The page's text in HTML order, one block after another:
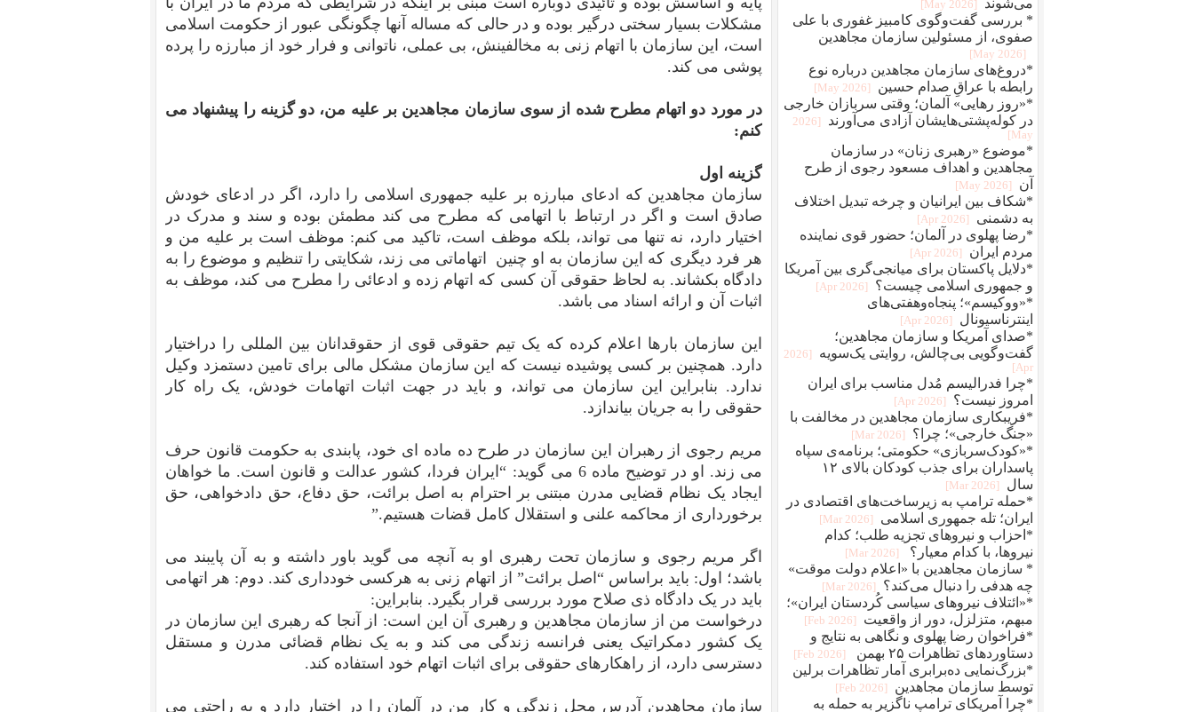
مشکلات بسیار سختی درگیر بوده و در حالی که مساله آنها چگونگی عبور از حکومت اسلامی
است، این سازمان با اتهام زنی به مخالفینش، بی عملی، ناتوانی و فرار خود از مبارزه را پرده
پوشی می کند.
در مورد دو اتهام مطرح شده از سوی سازمان مجاهدین بر علیه من، دو گزینه را پیشنهاد می
کنم:
گزینه اول
سازمان مجاهدین که ادعای مبارزه بر علیه جمهوری اسلامی را دارد، اگر در ادعای خودش
صادق است و اگر در ارتباط با اتهامی که مطرح می کند مطمئن بوده و سند و مدرک در
اختیار دارد، نه تنها می تواند، بلکه موظف است، تاکید می کنم: موظف است بر علیه من و
هر فرد دیگری که این سازمان به او چنین اتهاماتی می زند، شکایتی را تنظیم و موضوع را به
دادگاه بکشاند. به لحاظ حقوقی آن کسی که اتهام زده و ادعائی را مطرح می کند، موظف به
اثبات آن و ارائه اسناد می باشد.
این سازمان بارها اعلام کرده که یک تیم حقوقی قوی از حقوقدانان بین المللی را دراختیار
دارد. همچنین بر کسی پوشیده نیست که این سازمان مشکل مالی برای تامین دستمزد وکیل
ندارد. بنابراین این سازمان می تواند، و باید در جهت اثبات اتهامات خودش، یک راه کار
حقوقی را به جریان بیاندازد.
مریم رجوی از رهبران این سازمان در طرح ده ماده ای خود، پابندی به حکومت قانون حرف
می زند. او در توضیح ماده 6 می گوید: “ایران فردا، کشور عدالت و قانون است. ما خواهان
ایجاد یک نظام قضایی مدرن مبتنی بر احترام به اصل برائت، حق دفاع، حق دادخواهی، حق
برخورداری از محاکمه علنی و استقلال کامل قضات هستیم.”
اگر مریم رجوی و سازمان تحت رهبری او به آنچه می گوید باور داشته و به آن پایبند می
باشد؛ اول: باید براساس “اصل برائت” از اتهام زنی به هرکسی خودداری کند. دوم: هر اتهامی
باید در یک دادگاه ذی صلاح مورد بررسی قرار بگیرد. بنابراین:
درخواست من از سازمان مجاهدین و رهبری آن این است: از آنجا که رهبری این سازمان در
یک کشور دمکراتیک یعنی فرانسه زندگی می کند و به یک نظام قضائی مدرن و مستقل
دسترسی دارد، از راهکارهای حقوقی برای اثبات اتهام خود استفاده کند.
سازمان مجاهدین آدرس محل زندگی و کار من در آلمان را در اختیار دارد و به راحتی می
[2026 May]
* بررسی گفت‌وگوی کامبیز غفوری با علی
صفوی، از مسئولین سازمان مجاهدین
[2026 May]
*دروغ‌های سازمان مجاهدین درباره نوع
رابطه با عراقِ صدام حسین
[2026 May]
*«روز رهایی» آلمان؛ وقتی سربازان خارجی
در کوله‌پشتی‌هایشان آزادی می‌آورند
[2026
May]
*موضوع «رهبری زنان» در سازمان
مجاهدین و اهداف مسعود رجوی از طرح
آن
[2026 May]
*شکاف بین ایرانیان و چرخه تبدیل اختلاف
به دشمنی
[2026 Apr]
*رضا پهلوی در آلمان؛ حضور قوی نماینده
مردم ایران
[2026 Apr]
*دلایل پاکستان برای میانجی‌گری بین آمریکا
و جمهوری اسلامی چیست؟
[2026 Apr]
*«ووکیسم»؛ پنجاه‌وهفتی‌های
اینترناسیونال
[2026 Apr]
*صدای آمریکا و سازمان مجاهدین؛
گفت‌وگویی بی‌چالش، روایتی یک‌سویه
[2026
Apr]
*چرا فدرالیسم مُدل مناسب برای ایران
امروز نیست؟
[2026 Apr]
*فریبکاری سازمان مجاهدین در مخالفت با
«جنگ خارجی»؛ چرا؟
[2026 Mar]
*«کودک‌سربازی» حکومتی؛ برنامه‌ی سپاه
پاسداران برای جذب کودکان بالای ۱۲
سال
[2026 Mar]
*حمله ترامپ به زیرساخت‌های اقتصادی در
ایران؛ تله جمهوری اسلامی
[2026 Mar]
*احزاب و نیروهای تجزیه طلب؛ کدام
نیروها، با کدام معیار؟
[2026 Mar]
* سازمان مجاهدین با «اعلام دولت موقت»
چه هدفی را دنبال می‌کند؟
[2026 Mar]
*«ائتلاف نیروهای سیاسی کُردستان ایران»؛
مبهم، متزلزل، دور از واقعیت
[2026 Feb]
*فراخوان رضا پهلوی و نگاهی به نتایج و
دستاوردهای تظاهرات ۲۵ بهمن
[2026 Feb]
*بزرگ‌نمایی ده‌برابری آمار تظاهرات برلین
توسط سازمان مجاهدین
[2026 Feb]
*چرا آمریکای ترامپ ناگزیر به حمله به